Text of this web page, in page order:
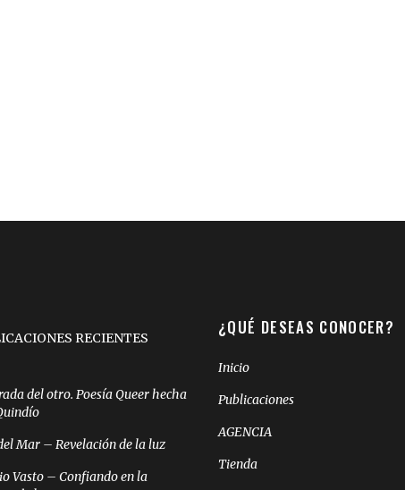
RECIENTES
del otro. Poesía Queer hecha
Mar – Revelación de la luz
Vasto – Confiando en la
¿QUÉ DESEAS CONOCER?
Inicio
Publicaciones
AGENCIA
Tienda